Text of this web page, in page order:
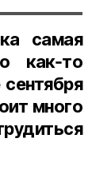
самая
как‑то
много